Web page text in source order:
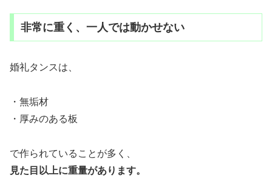
非常に重く、一人では動かせない
婚礼タンスは、
・無垢材
・厚みのある板
で作られていることが多く、
見た目以上に重量があります。